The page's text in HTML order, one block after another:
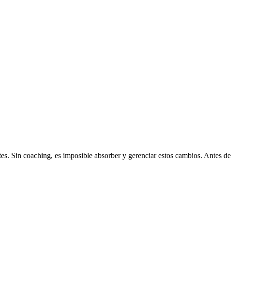
Sin coaching, es imposible absorber y gerenciar estos cambios. Antes de